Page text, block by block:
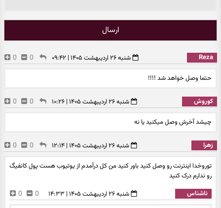
ارسال
Reza شنبه ۲۶ اردیبهشت ۱۴۰۵ | ۰۹:۴۲ 0
0
حتما وصل خواهد شد !!!!
کوروش شنبه ۲۶ اردیبهشت ۱۴۰۵ | ۱۰:۲۶ 0
0
چیشد آخرش وصل میکنید یا نه
زهرا شنبه ۲۶ اردیبهشت ۱۴۰۵ | ۱۲:۱۴ 0
0
توروخدا اینترنت رو وصل کنید باور کنید من کل درآمدم از یوتیوب هست پول کانفیگ
رو ندارم درک کنید
ناشناس
شنبه ۲۶ اردیبهشت ۱۴۰۵ | ۱۴:۳۳ 0
0